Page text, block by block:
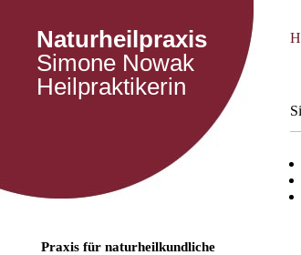
Naturheilpraxis
Simone Nowak
Heilpraktikerin
Praxis für naturheilkundliche